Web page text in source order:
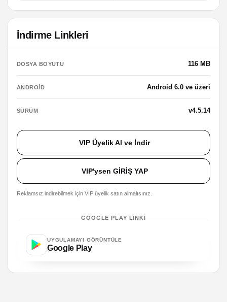
İndirme Linkleri
DOSYA BOYUTU 116 MB
ANDROID Android 6.0 ve üzeri
SÜRÜM v4.5.14
VIP Üyelik Al ve İndir
VIP'ysen GİRİŞ YAP
Reklamsız indirebilmek için VIP üyelik satın almalısınız.
GOOGLE PLAY LINKI
UYGULAMAYI GÖRÜNTÜLE
Google Play